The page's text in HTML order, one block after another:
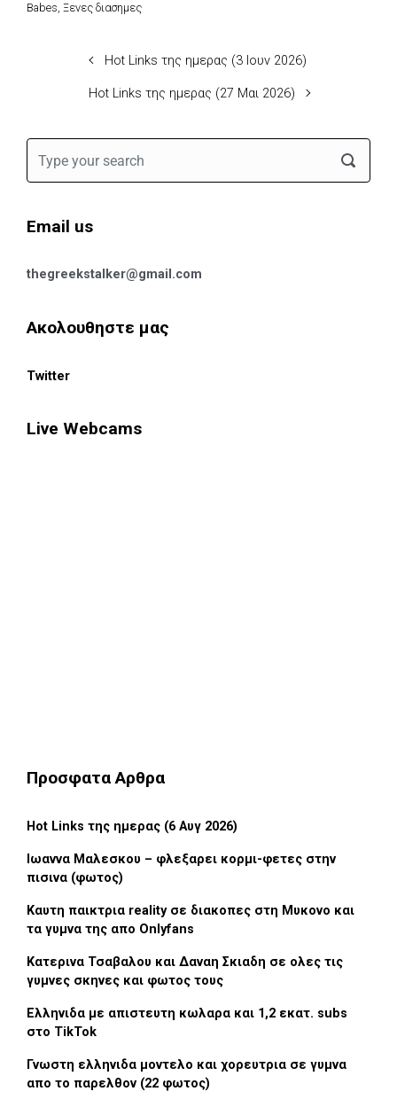
Babes, Ξενες διασημες
Hot Links της ημερας (3 Ιουν 2026)
Hot Links της ημερας (27 Μαι 2026)
Email us
thegreekstalker@gmail.com
Ακολουθηστε μας
Twitter
Live Webcams
Προσφατα Αρθρα
Hot Links της ημερας (6 Αυγ 2026)
Ιωαννα Μαλεσκου – φλεξαρει κορμι-φετες στην
πισινα (φωτος)
Καυτη παικτρια reality σε διακοπες στη Μυκονο και
τα γυμνα της απο Onlyfans
Κατερινα Τσαβαλου και Δαναη Σκιαδη σε ολες τις
γυμνες σκηνες και φωτος τους
Ελληνιδα με απιστευτη κωλαρα και 1,2 εκατ. subs
στο TikTok
Γνωστη ελληνιδα μοντελο και χορευτρια σε γυμνα
απο το παρελθον (22 φωτος)